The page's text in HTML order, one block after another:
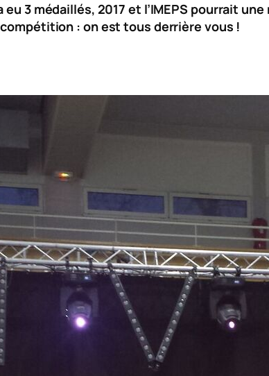
3 médaillés, 2017 et l’IMEPS pourrait
: on est tous derrière vous !